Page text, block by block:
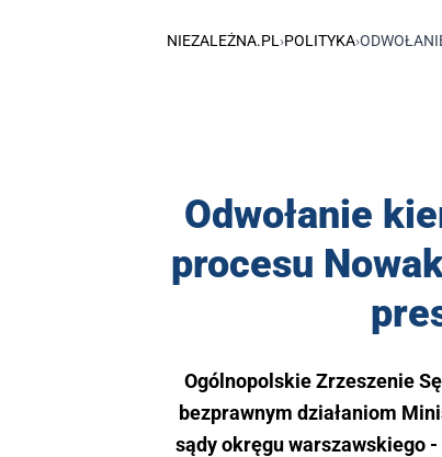
NIEZALEŻNA.PL ›POLITYKA›
Odwołanie
procesu
Ogólnopolskie Zrzeszenie
bezprawnym działaniom
sądy okręgu warszawskiego